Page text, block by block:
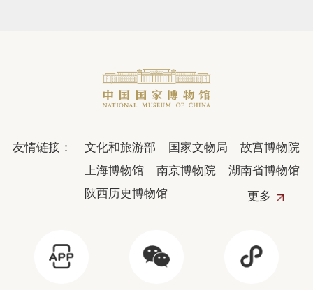
友情链接： 文化和旅游部 国家文物局
故宫博物院
上海博物馆
南京博物院
湖南省博物馆
陕西历史博物馆
更多